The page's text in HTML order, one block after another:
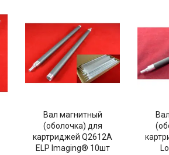
Вал магнитный
(оболочка) для
картриджей Q2612A
ELP Imaging® 10шт